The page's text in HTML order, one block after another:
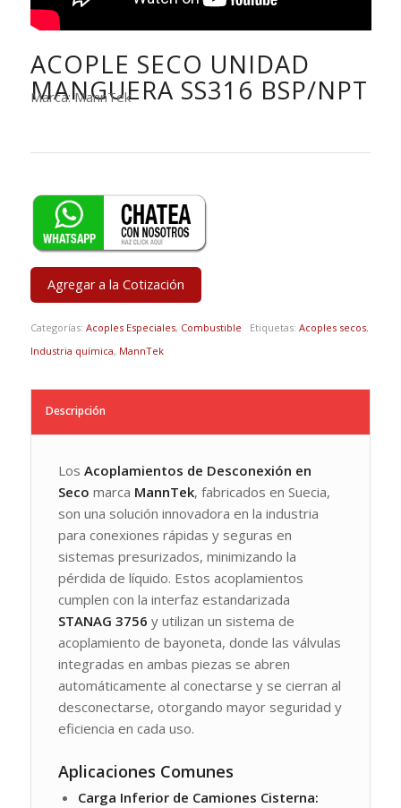
ACOPLE SECO UNIDAD
MANGUERA SS316 BSP/NPT
Marca: MannTek
Agregar a la Cotización
Categorías: Acoples Especiales, Combustible Etiquetas: Acoples secos,
Industria química, MannTek
Descripción
Los Acoplamientos de Desconexión en
Seco marca MannTek, fabricados en Suecia,
son una solución innovadora en la industria
para conexiones rápidas y seguras en
sistemas presurizados, minimizando la
pérdida de líquido. Estos acoplamientos
cumplen con la interfaz estandarizada
STANAG 3756 y utilizan un sistema de
acoplamiento de bayoneta, donde las válvulas
integradas en ambas piezas se abren
automáticamente al conectarse y se cierran al
desconectarse, otorgando mayor seguridad y
eficiencia en cada uso.
Aplicaciones Comunes
Carga Inferior de Camiones Cisterna: